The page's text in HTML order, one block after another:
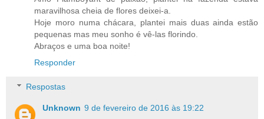
maravilhosa cheia de flores deixei-a.
Hoje moro numa chácara, plantei mais duas ainda estão
pequenas mas meu sonho é vê-las florindo.
Abraços e uma boa noite!
Responder
Respostas
Unknown 9 de fevereiro de 2016 às 19:22